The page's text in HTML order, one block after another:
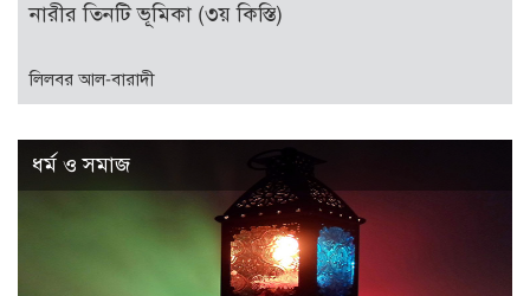
নারীর তিনটি ভূমিকা (৩য় কিস্তি)
লিলবর আল-বারাদী
ধর্ম ও সমাজ